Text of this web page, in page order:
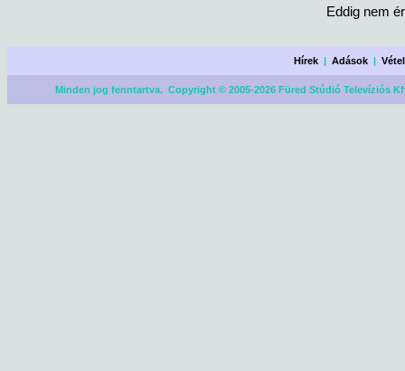
Eddig nem
Hírek |Adások |
Minden jog fenntartva. Copyright © 2005-2026 Füred Stúdió Televíziós